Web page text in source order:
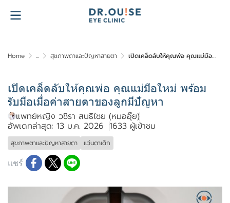
Home ... สุขภาพตาและปัญหาสายตา เปิดเคล็ดลับให้คุณพ่อ คุณแม่มือใหม่ พร้อมรับมือเมื่อค่าสายตาของลูกมีปัญหา
เปิดเคล็ดลับให้คุณพ่อ คุณแม่มือใหม่ พร้อม
รับมือเมื่อค่าสายตาของลูกมีปัญหา
แพทย์หญิง วชิรา สนธิไชย (หมออุ๊ย)
อัพเดทล่าสุด: 13 ม.ค. 2026 1633 ผู้เข้าชม
สุขภาพตาและปัญหาสายตา แว่นตาเด็ก
แชร์